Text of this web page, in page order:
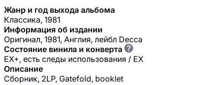
Жанр и год выхода альбома
Классика, 1981
Информация об издании
Оригинал, 1981, Англия, лейбл Decca
Состояние винила и конверта ?
EX+, есть следы использования / EX
Описание
Сборник, 2LP, Gatefold, booklet